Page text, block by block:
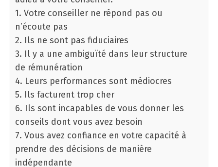
1. Votre conseiller ne répond pas ou
n’écoute pas
2. Ils ne sont pas fiduciaires
3. Il y a une ambiguïté dans leur structure
de rémunération
4. Leurs performances sont médiocres
5. Ils facturent trop cher
6. Ils sont incapables de vous donner les
conseils dont vous avez besoin
7. Vous avez confiance en votre capacité à
prendre des décisions de manière
indépendante